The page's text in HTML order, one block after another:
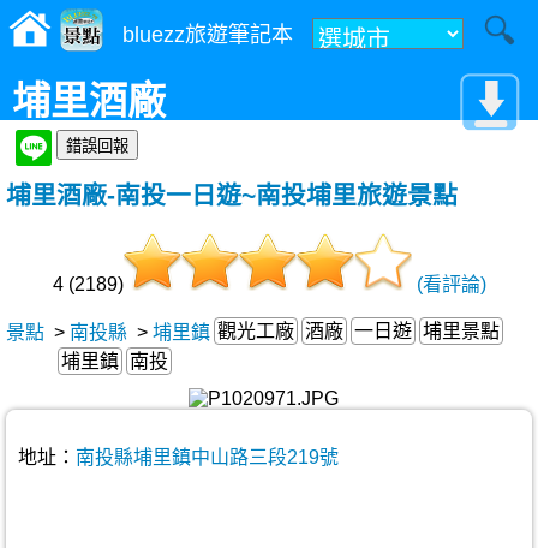
bluezz旅遊筆記本
埔里酒廠
埔里酒廠-南投一日遊~南投埔里旅遊景點
4 (2189) (看評論)
景點 > 南投縣 > 埔里鎮 觀光工廠 酒廠 一日遊 埔里景點
埔里鎮 南投
地址： 南投縣埔里鎮中山路三段219號